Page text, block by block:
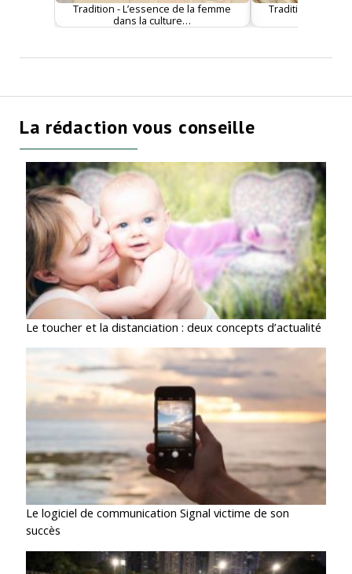
Tradition - L’essence de la femme
dans la culture…
Tradition - La
La rédaction vous conseille
Le toucher et la distanciation : deux concepts d’actualité
Le logiciel de communication Signal victime de son
succès